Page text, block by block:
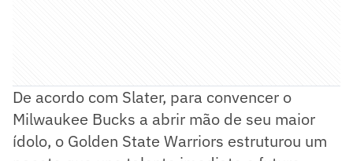
De acordo com Slater, para convencer o
Milwaukee Bucks a abrir mão de seu maior
ídolo, o Golden State Warriors estruturou um